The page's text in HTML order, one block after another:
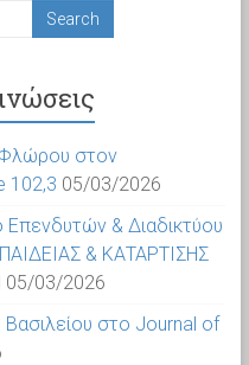
Φλώρου στον
102,3 05/03/2026
& Διαδικτύου
& ΚΑΤΑΡΤΙΣΗΣ
05/03/2026
στο Journal of